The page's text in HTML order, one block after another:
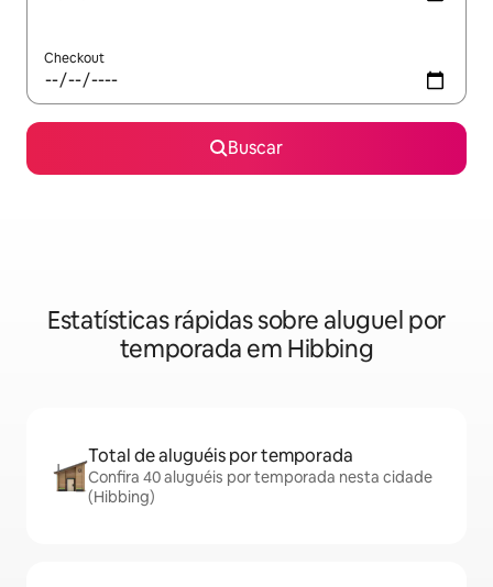
Checkout
Buscar
Estatísticas rápidas sobre aluguel por
temporada em Hibbing
Total de aluguéis por temporada
Confira 40 aluguéis por temporada nesta cidade
(Hibbing)